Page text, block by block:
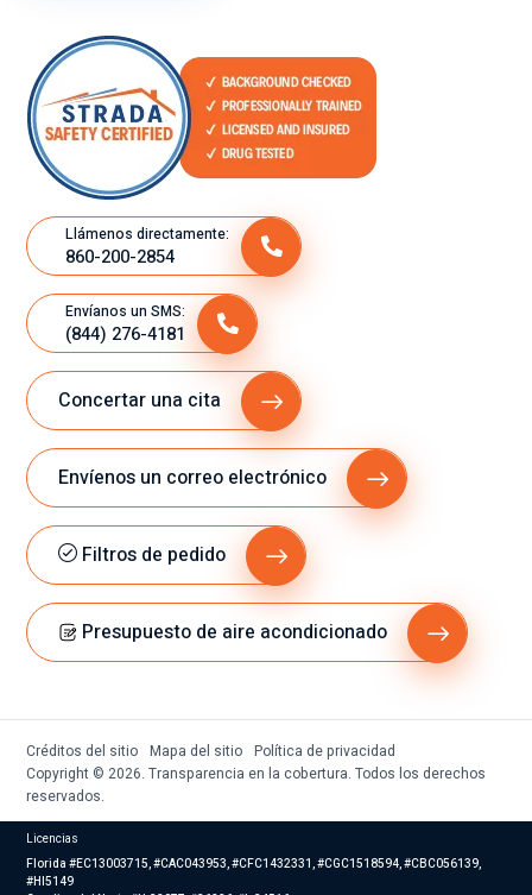
Llámenos directamente:
860-200-2854
Envíanos un SMS:
(844) 276-4181
Concertar una cita
Envíenos un correo electrónico
Filtros de pedido
Presupuesto de aire acondicionado
Créditos del sitio Mapa del sitio Política de privacidad
Copyright © 2026. Transparencia en la cobertura. Todos los derechos
reservados.
Licencias
Florida #EC13003715, #CAC043953, #CFC1432331, #CGC1518594, #CBC056139,
#HI5149